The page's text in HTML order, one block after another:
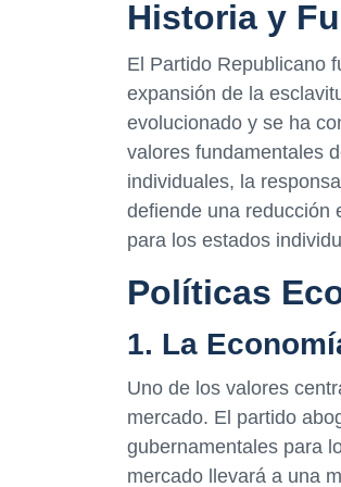
Historia y
El Partido Republicano
expansión de la
evolucionado y se ha
valores fundamentales
individuales, la
defiende una reducción
para los estados
Políticas
1. La
Uno de los valores
mercado. El partido
gubernamentales para
mercado llevará a una